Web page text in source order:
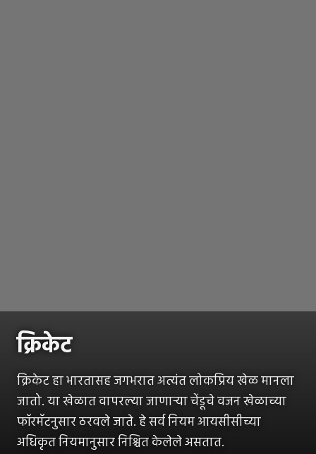
क्रिकेट
क्रिकेट हा भारतासह जगभरात अत्यंत लोकप्रिय खेळ मानला
जातो. या खेळात वापरल्या जाणाऱ्या चेंडूचे वजन खेळाच्या
फॉरमॅटनुसार ठरवले जाते. हे सर्व नियम आयसीसीच्या
अधिकृत नियमानुसार निश्चित केलेले असतात.